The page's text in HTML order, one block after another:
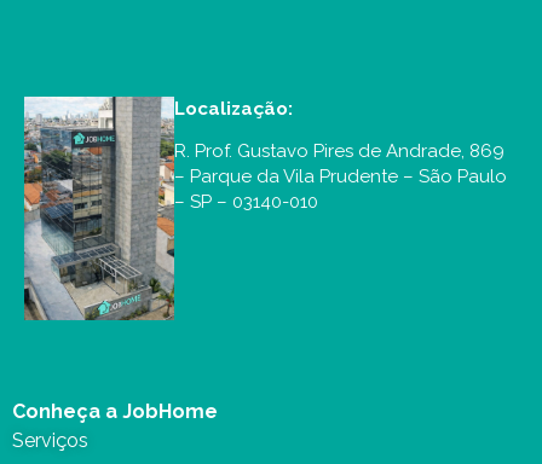
Localização:
R. Prof. Gustavo Pires de Andrade, 869
– Parque da Vila Prudente – São Paulo
– SP – 03140-010
Conheça a JobHome
Serviços